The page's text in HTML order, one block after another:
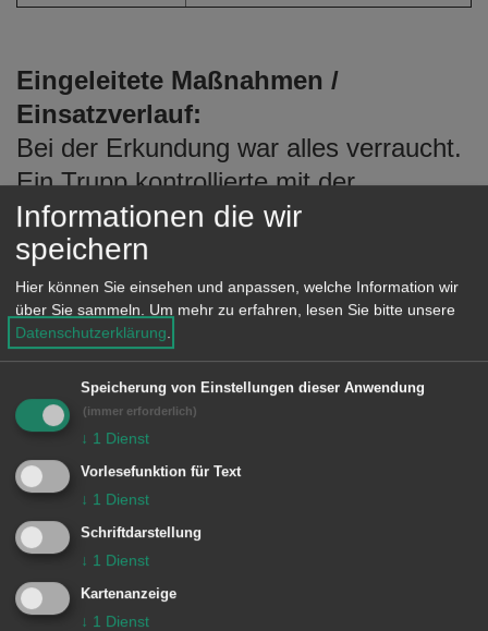
Eingeleitete Maßnahmen /
Einsatzverlauf:
Bei der Erkundung war alles verraucht.
Ein Trupp kontrollierte mit der
Wärmebildkamera die Einsatzstelle und
sucht nach Glutnestern. gleichzeitig
wurde die Wohnung belüftet. Es konnte
keine Glutnester gefunden werden.
Besondere Vorkommnisse:
Einheiten Feuerwehr Aalen:
Kommando
Zugführer vom Dienst
1 Aalen
Informationen die wir
speichern
Hier können Sie einsehen und anpassen, welche Information wir
über Sie sammeln. Um mehr zu erfahren, lesen Sie bitte unsere
Datenschutzerklärung.
Speicherung von Einstellungen dieser Anwendung
(immer erforderlich)
↓ 1 Dienst
Vorlesefunktion für Text
↓ 1 Dienst
Schriftdarstellung
↓ 1 Dienst
Kartenanzeige
↓ 1 Dienst